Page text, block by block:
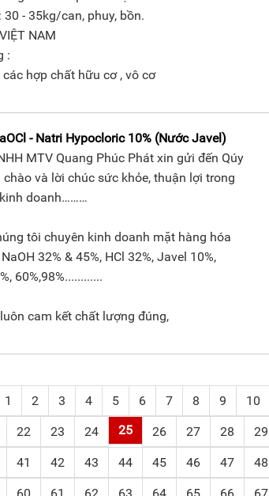
30 - 35kg/can, phuy, bồn.
NAM
:
các hợp chất hữu cơ , vô cơ
- Natri Hypocloric 10% (Nước Javel)
MTV Quang Phúc Phát xin gửi đến Qúy
và lời chúc sức khỏe, thuận lợi trong
doanh………
tôi chuyên kinh doanh mặt hàng hóa
32% & 45%, HCl 32%, Javel 10%,
60%,98%............
cam kết chất lượng đúng,
1 2 3 4 5 6 7 8 9 10
22 23 24 25 26 27 28 29
41 42 43 44 45 46 47 48